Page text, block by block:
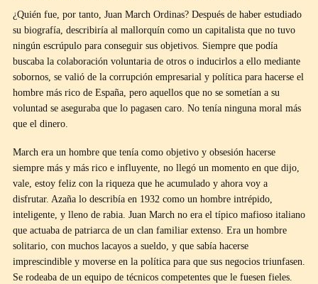
¿Quién fue, por tanto, Juan March Ordinas? Después de haber estudiado
su biografía, describiría al mallorquín como un capitalista que no tuvo
ningún escrúpulo para conseguir sus objetivos. Siempre que podía
buscaba la colaboración voluntaria de otros o inducirlos a ello mediante
sobornos, se valió de la corrupción empresarial y política para hacerse el
hombre más rico de España, pero aquellos que no se sometían a su
voluntad se aseguraba que lo pagasen caro. No tenía ninguna moral más
que el dinero.
March era un hombre que tenía como objetivo y obsesión hacerse
siempre más y más rico e influyente, no llegó un momento en que dijo,
vale, estoy feliz con la riqueza que he acumulado y ahora voy a
disfrutar. Azaña lo describía en 1932 como un hombre intrépido,
inteligente, y lleno de rabia. Juan March no era el típico mafioso italiano
que actuaba de patriarca de un clan familiar extenso. Era un hombre
solitario, con muchos lacayos a sueldo, y que sabía hacerse
imprescindible y moverse en la política para que sus negocios triunfasen.
Se rodeaba de un equipo de técnicos competentes que le fuesen fieles.